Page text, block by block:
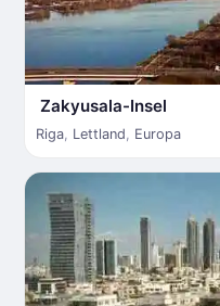
Zakyusala-Insel
Riga, Lettland, Europa